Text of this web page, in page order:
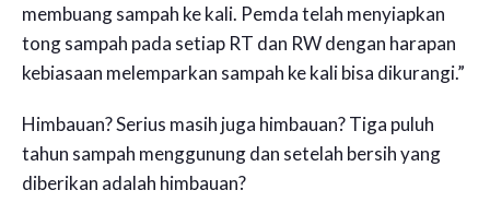
membuang sampah ke kali. Pemda telah menyiapkan
tong sampah pada setiap RT dan RW dengan harapan
kebiasaan melemparkan sampah ke kali bisa dikurangi.”
Himbauan? Serius masih juga himbauan? Tiga puluh
tahun sampah menggunung dan setelah bersih yang
diberikan adalah himbauan?